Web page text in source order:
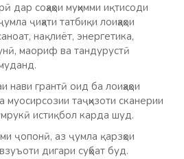
дар соҳаҳои муҳимми иқтисоди
ҷиҳати татбиқи лоиҳаҳои
нақлиёт, энергетика,
маориф ва тандурустӣ
грантӣ оид ба лоиҳаҳои
муосирсозии таҷҳизоти сканерии
истиқбол карда шуд.
ҷопонӣ, аз ҷумла қарзҳои
дигари суҳбат буд.